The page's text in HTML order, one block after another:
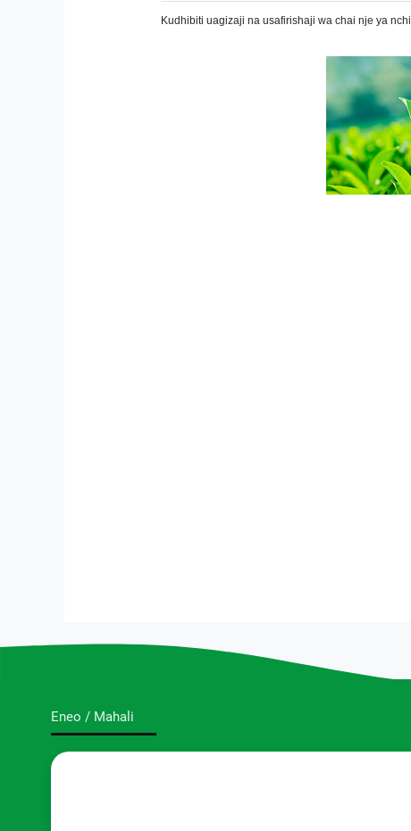
Kudhibiti uagizaji na usafirishaji wa chai nje ya nchi
Eneo / Mahali